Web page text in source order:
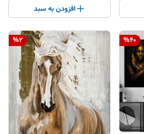
افزودن به سبد
%40
%2